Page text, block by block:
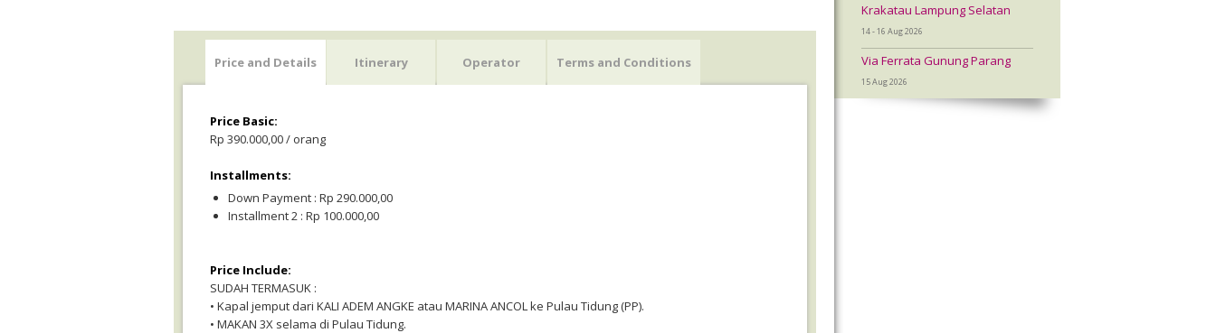
Price and Details Itinerary Operator Terms and Conditions
Price Basic:
Rp 390.000,00 / orang
Installments:
Down Payment : Rp 290.000,00
Installment 2 : Rp 100.000,00
Price Include:
SUDAH TERMASUK :
• Kapal jemput dari KALI ADEM ANGKE atau MARINA ANCOL ke Pulau Tidung (PP).
• MAKAN 3X selama di Pulau Tidung.
Krakatau Lampung Selatan
14 - 16 Aug 2026
Via Ferrata Gunung Parang
15 Aug 2026